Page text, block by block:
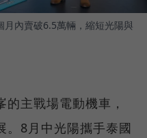
月內賣破6.5萬輛，縮短光陽與
主戰場電動機車，
。8月中光陽攜手泰國